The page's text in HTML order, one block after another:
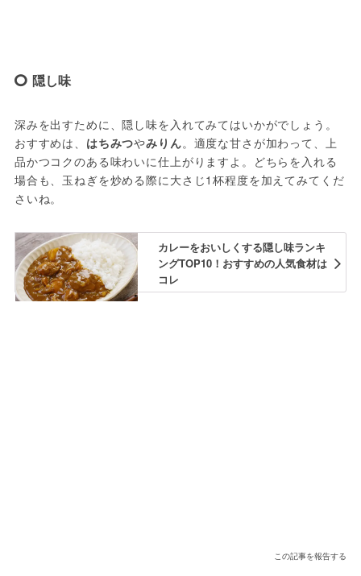
隠し味
深みを出すために、隠し味を入れてみてはいかがでしょう。
おすすめは、 はちみつやみりん。適度な甘さが加わって、上
品かつコクのある味わいに仕上がりますよ。どちらを入れる
場合も、玉ねぎを炒める際に大さじ1杯程度を加えてみてくだ
さいね。
カレーをおいしくする隠し味ランキ
ングTOP10！おすすめの人気食材は
コレ
この記事を報告する